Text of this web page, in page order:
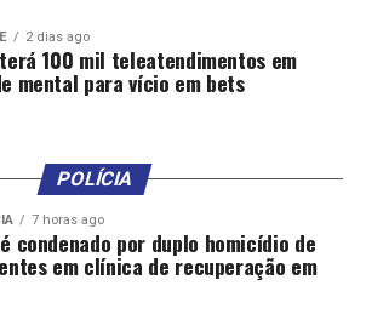
DESTAQUE
FRAGILIDADE
votação sobre Venezuela na ONU
2 dias ago
terá 100 mil teleatendimentos em
mental para vício em bets
POLÍCIA
7 horas ago
condenado por duplo homicídio de
em clínica de recuperação em